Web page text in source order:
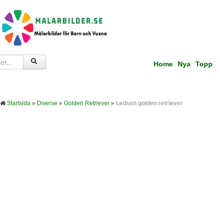
Home Nya Topp
Startsida » Diverse » Golden Retriever » Ledsen golden retriever